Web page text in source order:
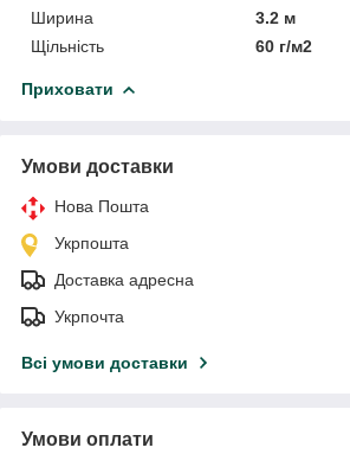
Ширина
3.2 м
Щільність
60 г/м2
Приховати
Умови доставки
Нова Пошта
Укрпошта
Доставка адресна
Укрпочта
Всі умови доставки
Умови оплати